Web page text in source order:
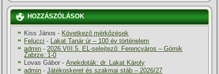
HOZZÁSZÓLÁSOK
Kiss János - Következő mérkőzések
Felucci - Lakat Tanár úr – 100 év történelem
admin -2026.VIII.5. EL-selejtező: Ferencváros – Górnik
Zabrze: 1-0
Lovas Gábor -Anekdoták: dr. Lakat Károly
admin -Játékoskeret és szakmai stáb – 2026/27